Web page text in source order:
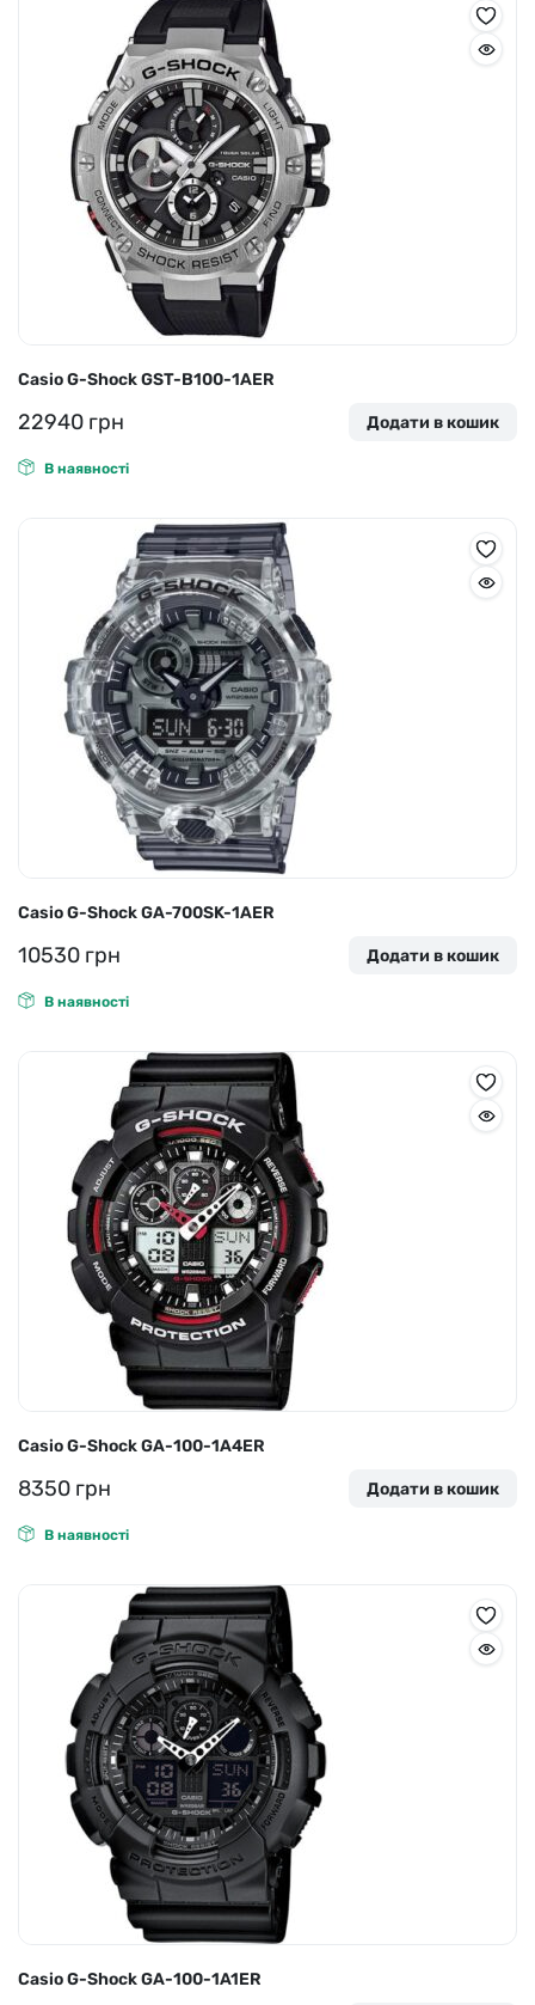
Casio G-Shock GST-B100-1AER
22940 грн Додати в кошик
В наявності
Casio G-Shock GA-700SK-1AER
10530 грн Додати в кошик
В наявності
Casio G-Shock GA-100-1A4ER
8350 грн Додати в кошик
В наявності
Casio G-Shock GA-100-1A1ER